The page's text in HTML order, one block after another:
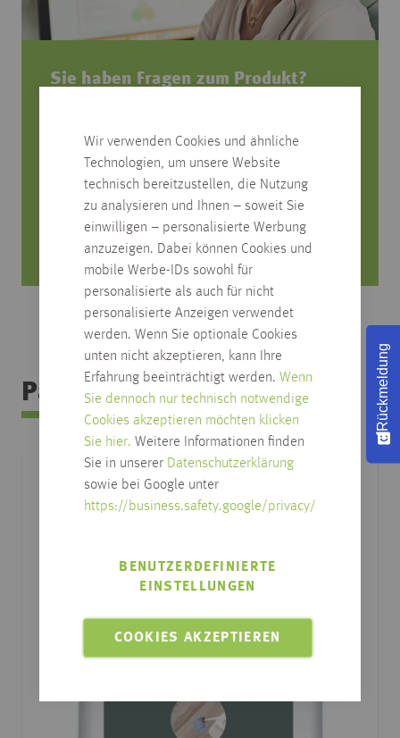
Wir verwenden Cookies und ähnliche
Technologien, um unsere Website
technisch bereitzustellen, die Nutzung
zu analysieren und Ihnen – soweit Sie
einwilligen – personalisierte Werbung
anzuzeigen. Dabei können Cookies und
mobile Werbe-IDs sowohl für
personalisierte als auch für nicht
personalisierte Anzeigen verwendet
werden. Wenn Sie optionale Cookies
unten nicht akzeptieren, kann Ihre
Erfahrung beeinträchtigt werden. Wenn
Sie dennoch nur technisch notwendige
Cookies akzeptieren möchten klicken
Sie hier. Weitere Informationen finden
Sie in unserer Datenschutzerklärung
sowie bei Google unter
https://business.safety.google/privacy/
COOKIES AKZEPTIEREN
BENUTZERDEFINIERTE
EINSTELLUNGEN
Sie haben Fragen zum Produkt?
0751/4004-545
produktfrage@habisreutinger.de
Mo. bis Fr. von 8 Uhr bis 18 Uhr
Samstag von 08:30 bis 12:30 Uhr
Passendes Zubehör Rückmeldung